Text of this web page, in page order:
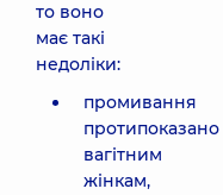
то воно
має такі
недоліки:
промивання
протипоказано
вагітним
жінкам,